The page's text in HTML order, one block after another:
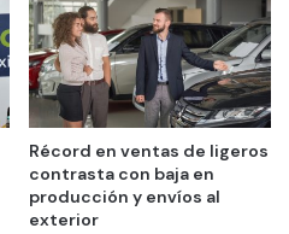
Récord en ventas de ligeros
contrasta con baja en
producción y envíos al
exterior